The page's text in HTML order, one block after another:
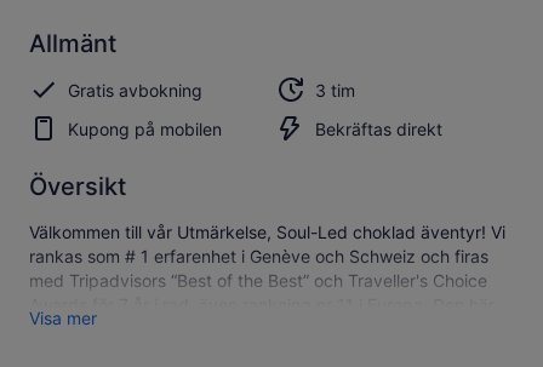
10.010.0 av 10
Enastående
Se alla 734
recensioner
från Viator
Allmänt
Gratis avbokning
3 tim
Kupong på mobilen
Bekräftas direkt
Översikt
Välkommen till vår Utmärkelse, Soul-Led choklad äventyr! Vi
rankas som # 1 erfarenhet i Genève och Schweiz och firas
med Tripadvisors “Best of the Best” och Traveller's Choice
guidade 3-TIMMARSresan är för äkta chokladälskare, och
Visa mer